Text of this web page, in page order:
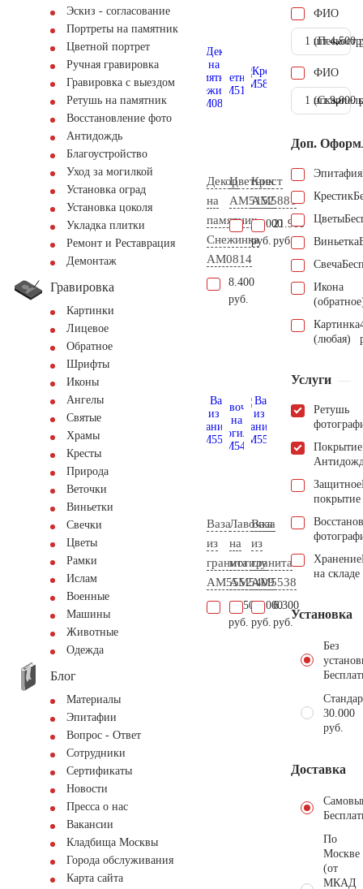
Эскиз - согласование
Портреты на памятник
Цветной портрет
Ручная гравировка
Гравировка с выездом
Ретушь на памятник
Восстановление фото
Антидождь
Благоустройство
Уход за могилкой
Установка оград
Установка цоколя
Укладка плитки
Ремонт и Реставрация
Демонтаж
Гравировка
Картинки
Лицевое
Обратное
Шрифты
Иконы
Ангелы
Святые
Храмы
Кресты
Природа
Веточки
Виньетки
Свечки
Цветы
Рамки
Ислам
Военные
Машины
Животные
Одежда
Блог
Материалы
Эпитафии
Вопрос - Ответ
Сотрудники
Сертификаты
Новости
Пресса о нас
Вакансии
Кладбища Москвы
Города обслуживания
Карта сайта
Декор
на
памятник
Снежинка
AM0814
8.400
руб.
Цветник
AM5152
20.000
руб.
Крест
AM5881
21.900
руб.
Ваза
из
гранита
AM5552
12.500
руб.
Лавочка
на
могилу
AM5409
20.000
руб.
Ваза
из
гранита
AM5538
6.300
руб.
ФИО
1 шт.4.500
ФИО
1 шт.9.000
Доп.
Эпитафия
Крестик
Цветы
Виньетка
Свеча
Икона
Картинка
(любая)
Услуги
Ретушь
Покрытие
Защитное
покрытие
Хранение
на складе
Установка
Без
30.000
руб.
Доставка
По
Москве
(от
МКАД